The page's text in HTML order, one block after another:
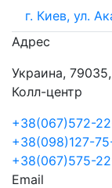
г. Киев, ул.
Адрес
Украина,
Колл-центр
+38(067)572-
+38(098)127-
+38(067)575-
Email